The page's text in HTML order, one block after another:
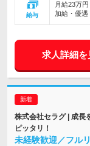
給与
月給23万
加給・優遇
求人詳細を
株式会社セラグ | 成長
ピッタリ！
未経験歓迎／フル